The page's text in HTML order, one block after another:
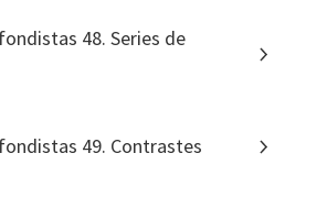
48. Series de
49. Contrastes